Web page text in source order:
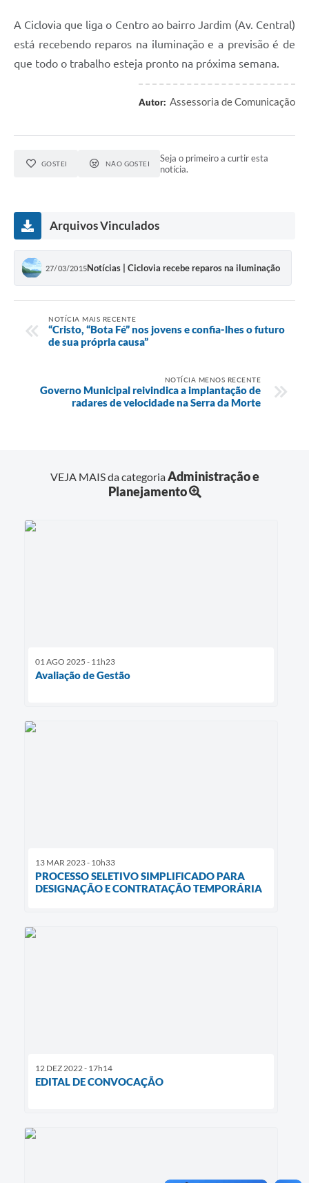
A Ciclovia que liga o Centro ao bairro Jardim (Av. Central)
está recebendo reparos na iluminação e a previsão é de
que todo o trabalho esteja pronto na próxima semana.
Autor: Assessoria de Comunicação
GOSTEI NÃO GOSTEI
Seja o primeiro a curtir esta
notícia.
Arquivos Vinculados
27/03/2015Notícias | Ciclovia recebe reparos na iluminação
NOTÍCIA MAIS RECENTE
“Cristo, “Bota Fé” nos jovens e confia-lhes o futuro
de sua própria causa”
NOTÍCIA MENOS RECENTE
Governo Municipal reivindica a implantação de
radares de velocidade na Serra da Morte
VEJA MAIS da categoriaAdministração e
Planejamento
01 AGO 2025 - 11h23
Avaliação de Gestão
13 MAR 2023 - 10h33
PROCESSO SELETIVO SIMPLIFICADO PARA
DESIGNAÇÃO E CONTRATAÇÃO TEMPORÁRIA
12 DEZ 2022 - 17h14
EDITAL DE CONVOCAÇÃO